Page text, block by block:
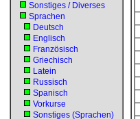
Sonstiges / Diverses
Sprachen
Deutsch
Englisch
Französisch
Griechisch
Latein
Russisch
Spanisch
Vorkurse
Sonstiges (Sprachen)